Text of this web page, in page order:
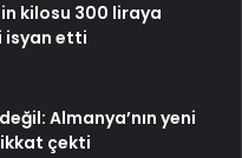
kilosu 300 liraya
isyan etti
Almanya’nın yeni
çekti